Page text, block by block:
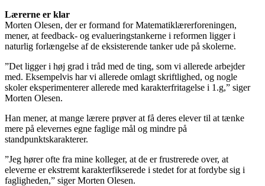
Lærerne er klar
Morten Olesen, der er formand for Matematiklærerforeningen,
mener, at feedback- og evalueringstankerne i reformen ligger i
naturlig forlængelse af de eksisterende tanker ude på skolerne.
”Det ligger i høj grad i tråd med de ting, som vi allerede arbejder
med. Eksempelvis har vi allerede omlagt skriftlighed, og nogle
skoler eksperimenterer allerede med karakterfritagelse i 1.g,” siger
Morten Olesen.
Han mener, at mange lærere prøver at få deres elever til at tænke
mere på elevernes egne faglige mål og mindre på
standpunktskarakterer.
”Jeg hører ofte fra mine kolleger, at de er frustrerede over, at
eleverne er ekstremt karakterfikserede i stedet for at fordybe sig i
fagligheden,” siger Morten Olesen.